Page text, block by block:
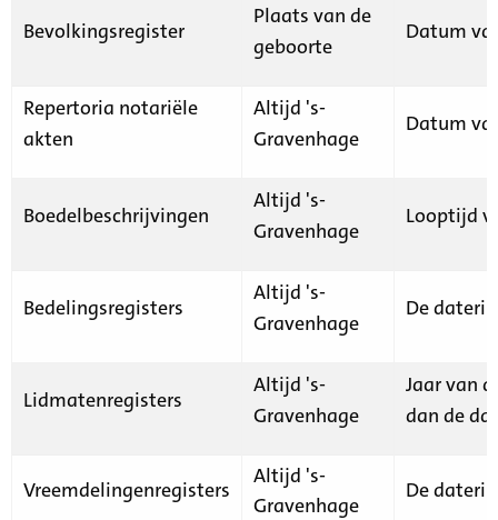
Bevolkingsregister
Plaats van de
geboorte
Datum
Repertoria notariële
akten
Altijd 's-
Gravenhage
Datum
Boedelbeschrijvingen
Altijd 's-
Gravenhage
Looptijd
Bedelingsregisters
Altijd 's-
Gravenhage
De
Lidmatenregisters
Altijd 's-
Gravenhage
Jaar van
dan de
Vreemdelingenregisters
Altijd 's-
Gravenhage
De